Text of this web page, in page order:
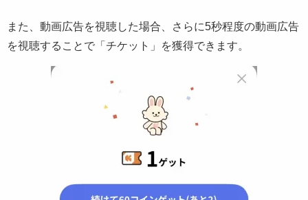
また、動画広告を視聴した場合、さらに5秒程度の動画広告
を視聴することで「チケット」を獲得できます。